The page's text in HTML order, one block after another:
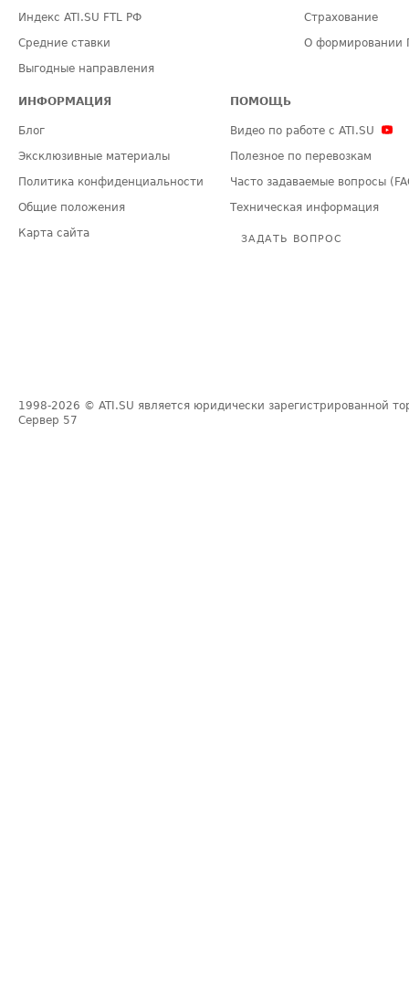
Индекс ATI.SU FTL РФ
Средние ставки
Выгодные направления
Страхование
О формировании
ИНФОРМАЦИЯ
Блог
Эксклюзивные материалы
Политика конфиденциальности
Общие положения
Карта сайта
ПОМОЩЬ
Видео по работе с ATI.SU
Полезное по перевозкам
Часто задаваемые вопросы
Техническая информация
ЗАДАТЬ ВОПРОС
1998-2026 © ATI.SU является юридически зарегистрированной
Сервер 57